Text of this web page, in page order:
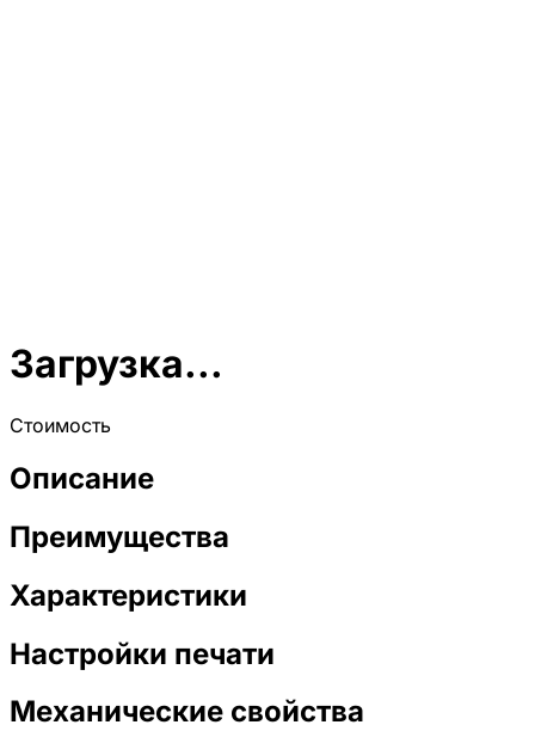
Загрузка...
Стоимость
Описание
Преимущества
Характеристики
Настройки печати
Механические свойства